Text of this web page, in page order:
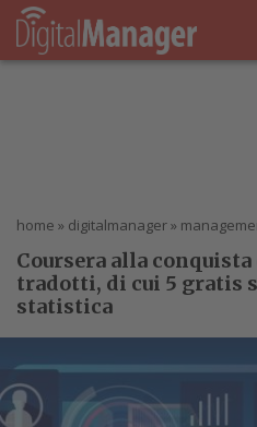
home » digitalmanager»
Coursera alla
tradotti, di cui 5 gratis
statistica